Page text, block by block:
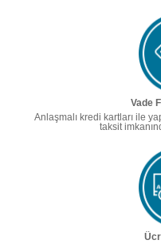
Vade
Anlaşmalı kredi kartları ile
taksit